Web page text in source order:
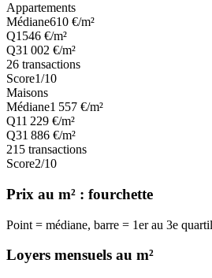
Appartements
Médiane610 €/m²
Q1 546 €/m²
Q31 002 €/m²
26 transactions
Score1/10
Maisons
Médiane1 557 €/m²
Q11 229 €/m²
Q31 886 €/m²
215 transactions
Score2/10
Prix au m² : fourchette
Point = médiane, barre = 1er au 3e
Loyers mensuels au m²